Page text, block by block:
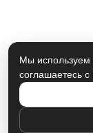
Мы используем
соглашаетесь